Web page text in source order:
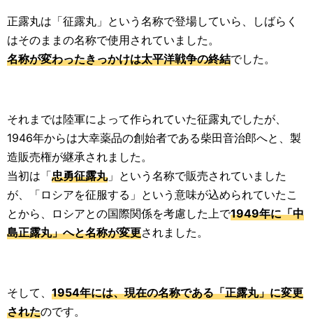
正露丸は「征露丸」という名称で登場していら、しばらく
はそのままの名称で使用されていました。
名称が変わったきっかけは太平洋戦争の終結でした。
それまでは陸軍によって作られていた征露丸でしたが、
1946年からは大幸薬品の創始者である柴田音治郎へと、製
造販売権が継承されました。
当初は「忠勇征露丸」という名称で販売されていました
が、「ロシアを征服する」という意味が込められていたこ
とから、ロシアとの国際関係を考慮した上で1949年に「中
島正露丸」へと名称が変更されました。
そして、 1954年には、現在の名称である「正露丸」に変更
されたのです。